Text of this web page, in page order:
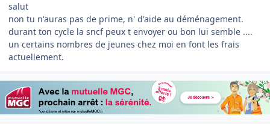
salut
non tu n'auras pas de prime, n' d'aide au déménagement.
durant ton cycle la sncf peux t envoyer ou bon lui semble ....
un certains nombres de jeunes chez moi en font les frais
actuellement.